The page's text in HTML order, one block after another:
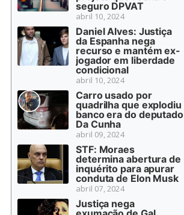
seguro DPVAT
abril 10, 2024
Daniel Alves: Justiça
da Espanha nega
recurso e mantém ex-
jogador em liberdade
condicional
abril 10, 2024
Carro usado por
quadrilha que explodiu
banco era do deputado
Da Cunha
abril 09, 2024
STF: Moraes
determina abertura de
inquérito para apurar
conduta de Elon Musk
abril 07, 2024
Justiça nega